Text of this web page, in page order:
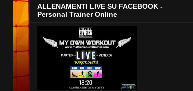
ALLENAMENTI LIVE SU FACEBOOK -
Personal Trainer Online